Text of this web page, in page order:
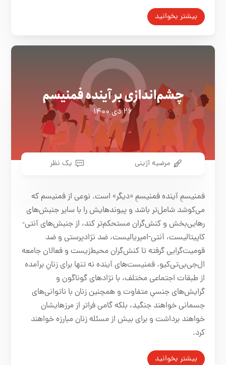
بیشتر بخوانید
چشم‌اندازی بر آینده فمنیسم
۲۶ دی ۱۴۰۰
مرضیه آژینی یک نظر
فمنیسمِ آینده فمنیسمِ «دیگر» است. نوعی از فمنیسم که
می‌کوشد شامل‌تر باشد و پیوندهایش را با سایر جنبش‌های
رهایی‌بخش و کنش‌گران مستحکم‌تر کند، از جنبش‌های آنتی-
کاپیتالیست، آنتی-امپریالیست، ضد نژادپرستی و ضد
قومیت‌گرایی گرفته تا کنش‌گران محیط‌زیست و فعالان جامعه
ال‌جی‌بی‌تی‌کیو. فمنیست‌های آینده نه تنها برای زنانِ برآمده
از طبقات اجتماعی مختلف، با نژادهای گوناگون و
گرایش‌های جنسیِ متفاوت و همچنین زنان با ناتوانی‌های
جسمانی خواهند جنگید، بلکه گامی فراتر از مرزهایشان
خواهند برداشت و برای بیش از مسئله زنان مبارزه خواهند
کرد.
بیشتر بخوانید